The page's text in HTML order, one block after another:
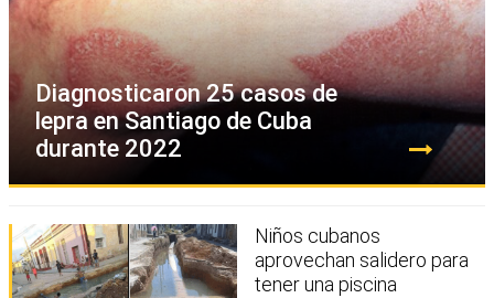
Diagnosticaron 25 casos de
lepra en Santiago de Cuba
durante 2022
Niños cubanos
aprovechan salidero para
tener una piscina